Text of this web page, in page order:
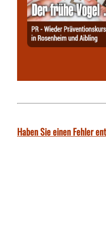
Haben Sie einen Fehler